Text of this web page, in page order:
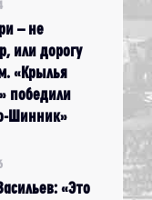
– не
или дорогу
«Крылья
победили
Шинник»
«Это